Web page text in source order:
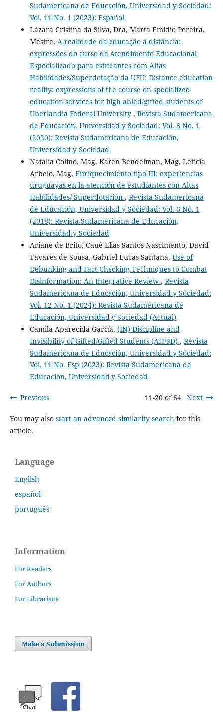
Sudamericana de Educación, Universidad y Sociedad:
Vol. 11 No. 1 (2023): Español
Lázara Cristina da Silva, Dra, Marta Emidio Pereira,
Mestre, A realidade da educação à distância:
expressões do curso de Atendimento Educacional
Especializado para estudantes com Altas
Habilidades/Superdotação da UFU: Distance education
reality: expressions of the course on specialized
education services for high abled/gifted students of
Uberlandia Federal University , Revista Sudamericana
de Educación, Universidad y Sociedad: Vol. 8 No. 1
(2020): Revista Sudamericana de Educación,
Universidad y Sociedad
Natalia Colino, Mag, Karen Bendelman, Mag, Leticia
Arbelo, Mag, Enriquecimiento tipo III: experiencias
uruguayas en la atención de estudiantes con Altas
Habilidades/ Superdotación , Revista Sudamericana
de Educación, Universidad y Sociedad: Vol. 6 No. 1
(2018): Revista Sudamericana de Educación,
Universidad y Sociedad
Ariane de Brito, Cauê Elias Santos Nascimento, David
Tavares de Sousa, Gabriel Lucas Santana, Use of
Debunking and Fact-Checking Techniques to Combat
Disinformation: An Integrative Review , Revista
Sudamericana de Educación, Universidad y Sociedad:
Vol. 12 No. 1 (2024): Revista Sudamericana de
Educación, Universidad y Sociedad (Actual)
Camila Aparecida García, (IN) Discipline and
Invisibility of Gifted/Gifted Students (AH/SD) , Revista
Sudamericana de Educación, Universidad y Sociedad:
Vol. 11 No. Esp (2023): Revista Sudamericana de
Educación, Universidad y Sociedad
Previous 11-20 of 64 Next
You may also start an advanced similarity search for this
article.
Language
English
español
português
Information
For Readers
For Authors
For Librarians
Make a Submission